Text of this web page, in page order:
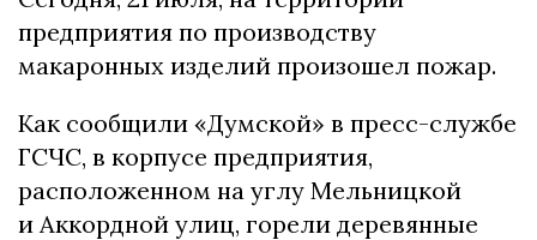
предприятия по производству
макаронных изделий произошел пожар.
Как сообщили «Думской» в пресс-службе
ГСЧС, в корпусе предприятия,
расположенном на углу Мельницкой
и Аккордной улиц, горели деревянные